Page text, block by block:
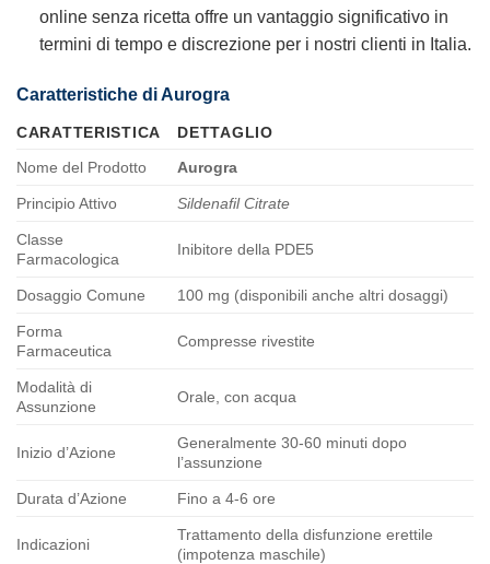
online senza ricetta offre un vantaggio significativo in
termini di tempo e discrezione per i nostri clienti in Italia.
Caratteristiche di Aurogra
CARATTERISTICA
DETTAGLIO
Nome del Prodotto
Aurogra
Principio Attivo Sildenafil Citrate
Classe
Farmacologica
Inibitore della PDE5
Dosaggio Comune 100 mg (disponibili anche altri dosaggi)
Forma
Farmaceutica
Compresse rivestite
Modalità di
Assunzione
Orale, con acqua
Inizio d’Azione
Generalmente 30-60 minuti dopo
l’assunzione
Durata d’Azione Fino a 4-6 ore
Indicazioni
Trattamento della disfunzione erettile
(impotenza maschile)